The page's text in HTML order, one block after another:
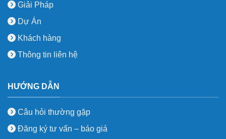
Giải Pháp
Dự Án
Khách hàng
Thông tin liên hệ
HƯỚNG DẪN
Câu hỏi thường gặp
Đăng ký tư vấn – báo giá